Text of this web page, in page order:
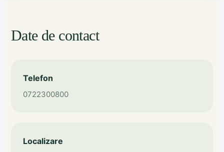
Date de contact
Telefon
0722300800
Localizare